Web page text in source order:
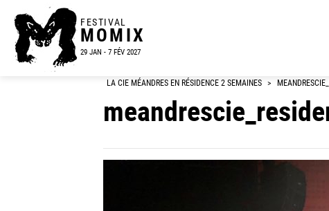
FESTIVAL
MOMIX
29 JAN - 7 FÉV 2027
LA CIE MÉANDRES EN RÉSIDENCE 2 SEMAINES >